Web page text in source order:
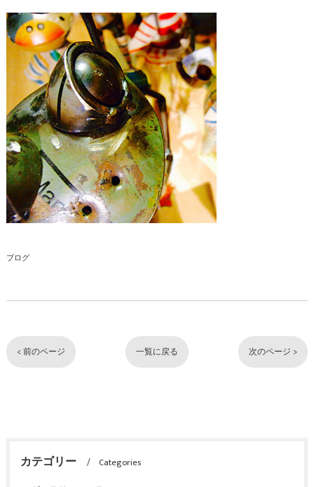
ブログ
< 前のページ 一覧に戻る 次のページ >
カテゴリー
Categories